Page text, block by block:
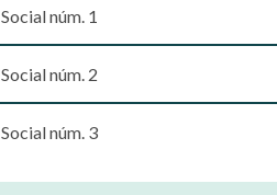
Social núm. 1
Social núm. 2
Social núm. 3